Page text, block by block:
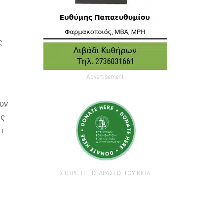
Advertisement
ΣΤΗΡΙΞΤΕ ΤΙΣ ΔΡΑΣΕΙΣ ΤΟΥ ΚΙΠΑ